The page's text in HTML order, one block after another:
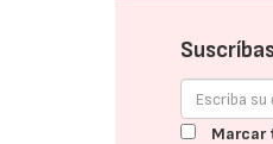
Marcar